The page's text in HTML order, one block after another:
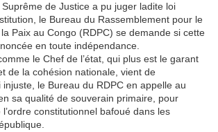
de Justice a pu juger ladite loi
le Bureau du Rassemblement pour le
Paix au Congo (RDPC) se demande si cette
en toute indépendance.
le Chef de l’état, qui plus est le garant
de la cohésion nationale, vient de
le Bureau du RDPC en appelle au
sa qualité de souverain primaire, pour
constitutionnel bafoué dans les